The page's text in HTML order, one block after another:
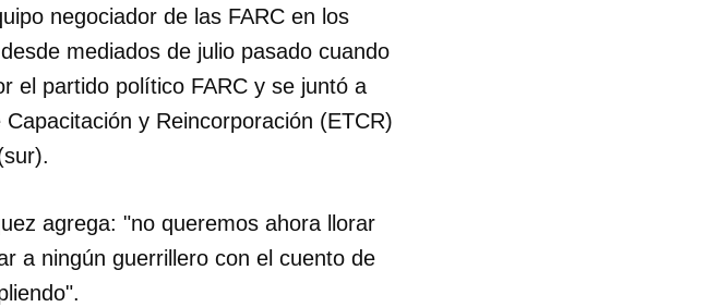
negociador de las FARC en los
mediados de julio pasado cuando
el partido político FARC y se juntó a
y Reincorporación (ETCR)
agrega: "no queremos ahora llorar
a ningún guerrillero con el cuento de